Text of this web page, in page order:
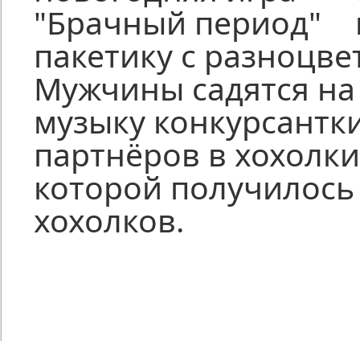
пакетику с
Мужчины садятся
музыку
партнёров в
которой
хохолков.